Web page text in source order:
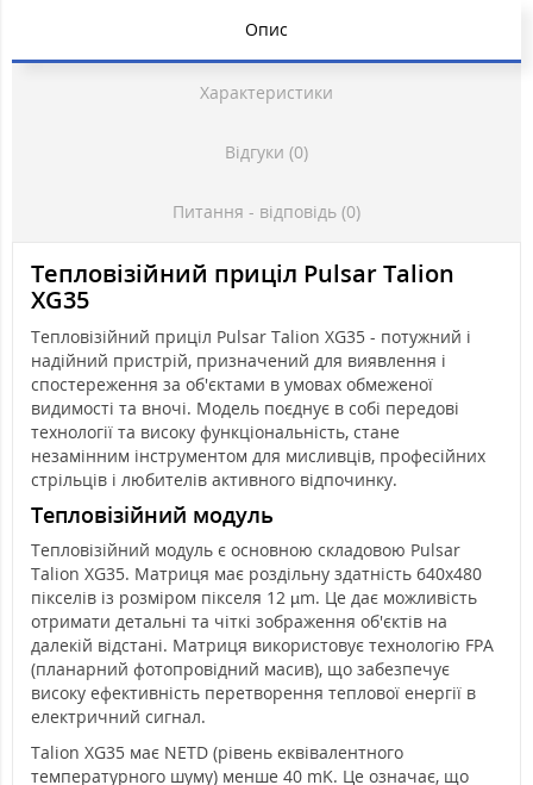
Опис
Характеристики
Відгуки (0)
Питання - відповідь (0)
Тепловізійний приціл Pulsar Talion
XG35
Тепловізійний приціл Pulsar Talion XG35 - потужний і
надійний пристрій, призначений для виявлення і
спостереження за об'єктами в умовах обмеженої
видимості та вночі. Модель поєднує в собі передові
технології та високу функціональність, стане
незамінним інструментом для мисливців, професійних
стрільців і любителів активного відпочинку.
Тепловізійний модуль
Тепловізійний модуль є основною складовою Pulsar
Talion XG35. Матриця має роздільну здатність 640х480
пікселів із розміром пікселя 12 µm. Це дає можливість
отримати детальні та чіткі зображення об'єктів на
далекій відстані. Матриця використовує технологію FPA
(планарний фотопровідний масив), що забезпечує
високу ефективність перетворення теплової енергії в
електричний сигнал.
Talion XG35 має NETD (рівень еквівалентного
температурного шуму) менше 40 mK. Це означає, що